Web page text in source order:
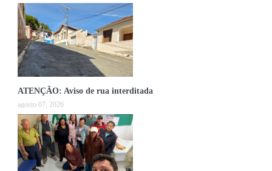
ATENÇÃO: Aviso de rua interditada
agosto 07, 2026